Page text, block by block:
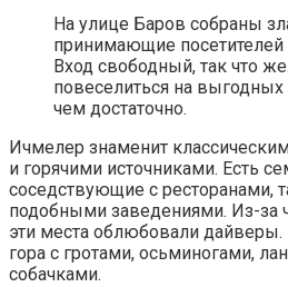
На улице Баров собраны
принимающие посетителей
Вход свободный, так что
повеселиться на выгодных
чем достаточно.
Ичмелер знаменит
и горячими источниками. Есть
соседствующие с ресторанами,
подобными заведениями. Из-за
эти места облюбовали
гора с гротами, осьминогами,
собачками.